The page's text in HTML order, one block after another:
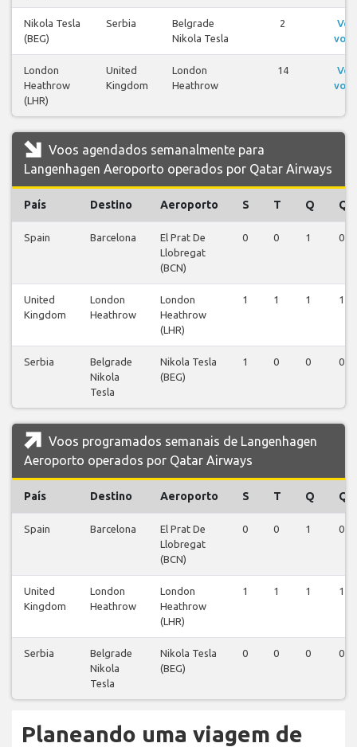
Nikola Tesla
(BEG)
Serbia
Belgrade
Nikola Tesla
2
Ver
voos
London
Heathrow
(LHR)
United
Kingdom
London
Heathrow
14
Ver
voos
Voos agendados semanalmente para
Langenhagen Aeroporto operados por Qatar Airways
País Destino Aeroporto S T Q Q
Spain Barcelona
El Prat De
Llobregat
(BCN)
0 0 1 0
United
Kingdom
London
Heathrow
London
Heathrow
(LHR)
1 1 1 1
Serbia
Belgrade
Nikola
Tesla
Nikola Tesla
(BEG)
1 0 0 0
Voos programados semanais de Langenhagen
Aeroporto operados por Qatar Airways
País Destino Aeroporto S T Q Q
Spain Barcelona
El Prat De
Llobregat
(BCN)
0 0 1 0
United
Kingdom
London
Heathrow
London
Heathrow
(LHR)
1 1 1 1
Serbia
Belgrade
Nikola
Tesla
Nikola Tesla
(BEG)
0 0 0 0
Planeando uma viagem de